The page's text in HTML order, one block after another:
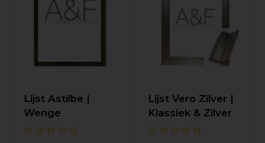
Lijst Astilbe |
Wenge
Lijst Vero Zilver |
Klassiek & Zilver